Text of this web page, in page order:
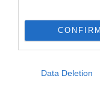
CONFIRM
Data Deletion